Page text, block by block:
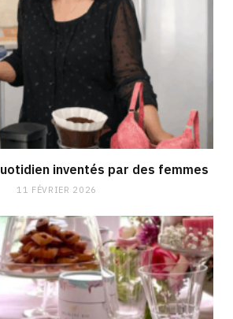
inventés par des femmes
11 FÉVRIER 2026